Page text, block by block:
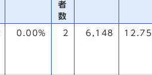
者
数
0.00% 2 6,148